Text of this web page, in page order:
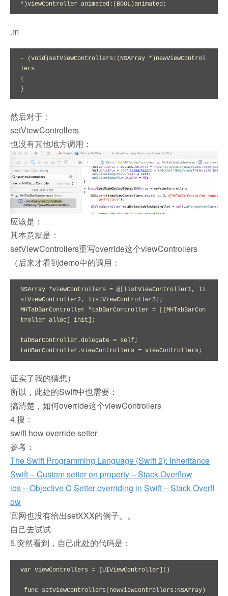
*)viewController animated:(BOOL)animated;
.m
- (void)setViewControllers:(NSArray *)newViewControl
lers
{
}
然后对于：
setViewControllers
也没有其他地方调用：
应该是：
其本意就是：
setViewControllers重写override这个viewControllers
（后来才看到demo中的调用：
NSArray *viewControllers = @[listViewController1, li
stViewController2, listViewController3];
MHTabBarController *tabBarController = [[MHTabBarCon
troller alloc] init];
tabBarController.delegate = self;
tabBarController.viewControllers = viewControllers;
证实了我的猜想）
所以，此处的Swift中也需要：
搞清楚，如何override这个viewControllers
4.搜：
swift how override setter
参考：
The Swift Programming Language (Swift 2): Inheritance
Swift – Custom setter on property – Stack Overflow
ios – Objective C Setter overriding in Swift – Stack Overfl
ow
官网也没有给出setXXX的例子。。
自己去试试
5.突然看到，自己此处的代码是：
var viewControllers = [UIViewController]()